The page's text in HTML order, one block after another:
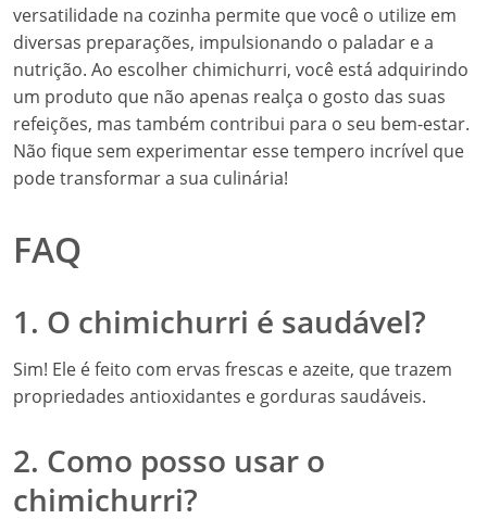
versatilidade na cozinha permite que você o utilize em
diversas preparações, impulsionando o paladar e a
nutrição. Ao escolher chimichurri, você está adquirindo
um produto que não apenas realça o gosto das suas
refeições, mas também contribui para o seu bem-estar.
Não fique sem experimentar esse tempero incrível que
pode transformar a sua culinária!
FAQ
1. O chimichurri é saudável?
Sim! Ele é feito com ervas frescas e azeite, que trazem
propriedades antioxidantes e gorduras saudáveis.
2. Como posso usar o
chimichurri?